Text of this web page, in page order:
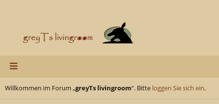
Willkommen im Forum „greyTs livingroom“. Bitte loggen Sie sich ein.